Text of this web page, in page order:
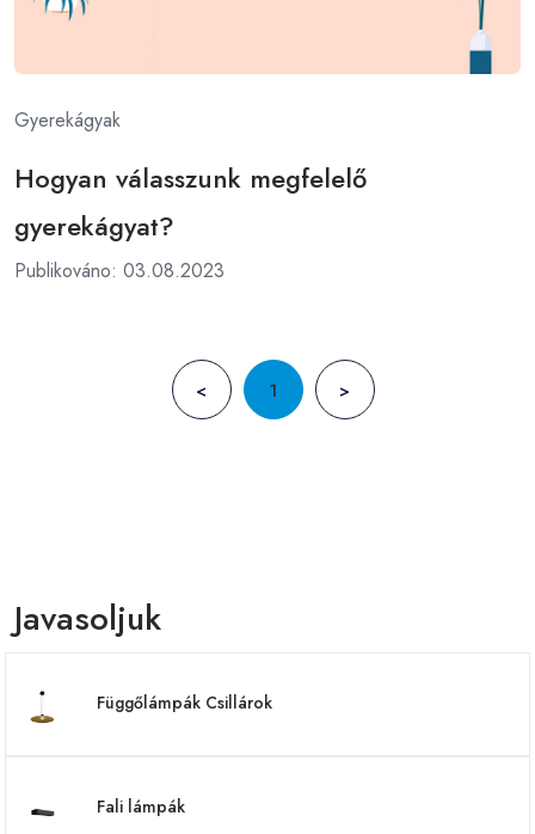
Gyerekágyak
Hogyan válasszunk megfelelő
gyerekágyat?
Publikováno: 03.08.2023
< 1 >
Javasoljuk
Függőlámpák Csillárok
Fali lámpák